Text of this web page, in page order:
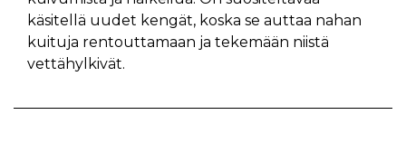
käsitellä uudet kengät, koska se auttaa nahan
kuituja rentouttamaan ja tekemään niistä
vettähylkivät.